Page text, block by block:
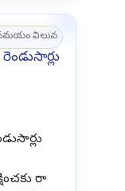
సమయం విలువ
రా